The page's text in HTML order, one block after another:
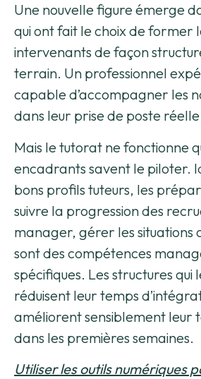
Une nouvelle figure émerge
qui ont fait le choix de former
intervenants de façon
terrain. Un professionnel
capable d’accompagner les
dans leur prise de poste
Mais le tutorat ne fonctionne
encadrants savent le piloter.
bons profils tuteurs, les
suivre la progression des
manager, gérer les situations
sont des compétences
spécifiques. Les structures
réduisent leur temps
améliorent sensiblement leur
dans les premières semaines.
Utiliser les outils numériques